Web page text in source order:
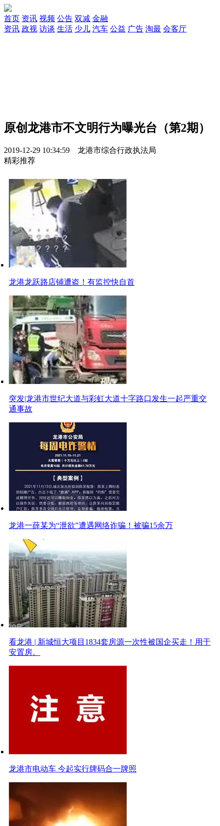
首页 资讯 视频 公告 双减 金融
资讯 政视 访谈 生活 少儿 汽车 公益 广告 淘最 会客厅
原创 龙港市不文明行为曝光台（第2期）
2019-12-29 10:34:59 龙港市综合行政执法局
精彩推荐
龙港龙跃路店铺遭盗！有监控快自首
突发|龙港市世纪大道与彩虹大道十字路口发生一起严重交
通事故
龙港一薛某为“泄欲”遭遇网络诈骗！被骗15余万
看龙港 | 新城恒大项目1834套房源一次性被国企买走！用于
安置房。
龙港市电动车 今起实行牌码合一牌照